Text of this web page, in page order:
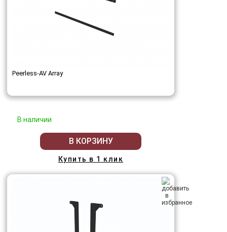
Peerless-AV Array
В наличии
В КОРЗИНУ
Купить в 1 клик